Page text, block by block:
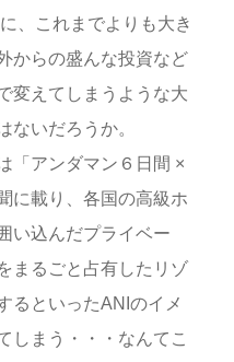
、これまでよりも大き
からの盛んな投資など
変えてしまうような大
ないだろうか。
「アンダマン６日間 ×
に載り、各国の高級ホ
い込んだプライベー
まるごと占有したリゾ
るといったANIのイメ
しまう・・・なんてこ